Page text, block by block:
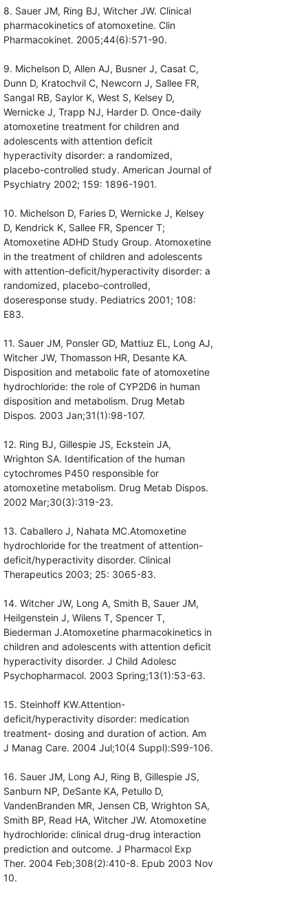
8. Sauer JM, Ring BJ, Witcher JW. Clinical
pharmacokinetics of atomoxetine. Clin
Pharmacokinet. 2005;44(6):571-90.
9. Michelson D, Allen AJ, Busner J, Casat C,
Dunn D, Kratochvil C, Newcorn J, Sallee FR,
Sangal RB, Saylor K, West S, Kelsey D,
Wernicke J, Trapp NJ, Harder D. Once-daily
atomoxetine treatment for children and
adolescents with attention deficit
hyperactivity disorder: a randomized,
placebo-controlled study. American Journal of
Psychiatry 2002; 159: 1896-1901.
10. Michelson D, Faries D, Wernicke J, Kelsey
D, Kendrick K, Sallee FR, Spencer T;
Atomoxetine ADHD Study Group. Atomoxetine
in the treatment of children and adolescents
with attention-deficit/hyperactivity disorder: a
randomized, placebo-controlled,
doseresponse study. Pediatrics 2001; 108:
E83.
11. Sauer JM, Ponsler GD, Mattiuz EL, Long AJ,
Witcher JW, Thomasson HR, Desante KA.
Disposition and metabolic fate of atomoxetine
hydrochloride: the role of CYP2D6 in human
disposition and metabolism. Drug Metab
Dispos. 2003 Jan;31(1):98-107.
12. Ring BJ, Gillespie JS, Eckstein JA,
Wrighton SA. Identification of the human
cytochromes P450 responsible for
atomoxetine metabolism. Drug Metab Dispos.
2002 Mar;30(3):319-23.
13. Caballero J, Nahata MC.Atomoxetine
hydrochloride for the treatment of attention-
deficit/hyperactivity disorder. Clinical
Therapeutics 2003; 25: 3065-83.
14. Witcher JW, Long A, Smith B, Sauer JM,
Heilgenstein J, Wilens T, Spencer T,
Biederman J.Atomoxetine pharmacokinetics in
children and adolescents with attention deficit
hyperactivity disorder. J Child Adolesc
Psychopharmacol. 2003 Spring;13(1):53-63.
15. Steinhoff KW.Attention-
deficit/hyperactivity disorder: medication
treatment- dosing and duration of action. Am
J Manag Care. 2004 Jul;10(4 Suppl):S99-106.
16. Sauer JM, Long AJ, Ring B, Gillespie JS,
Sanburn NP, DeSante KA, Petullo D,
VandenBranden MR, Jensen CB, Wrighton SA,
Smith BP, Read HA, Witcher JW. Atomoxetine
hydrochloride: clinical drug-drug interaction
prediction and outcome. J Pharmacol Exp
Ther. 2004 Feb;308(2):410-8. Epub 2003 Nov
10.